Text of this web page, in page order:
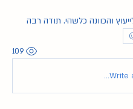
והכוונה כלשהי. תודה רבה
109
Write